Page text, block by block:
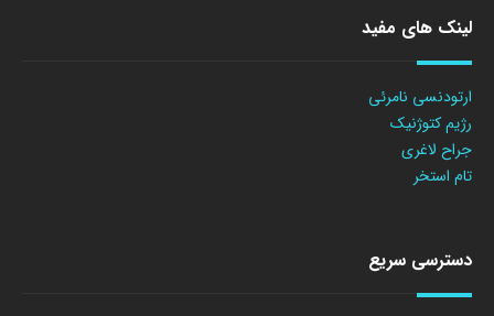
لینک های مفید
ارتودنسی نامرئی
رژیم کتوژنیک
جراح لاغری
تام استخر
دسترسی سریع